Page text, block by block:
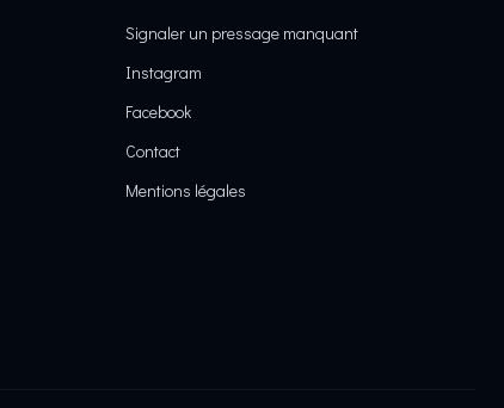
Signaler un pressage manquant
Instagram
Facebook
Contact
Mentions légales